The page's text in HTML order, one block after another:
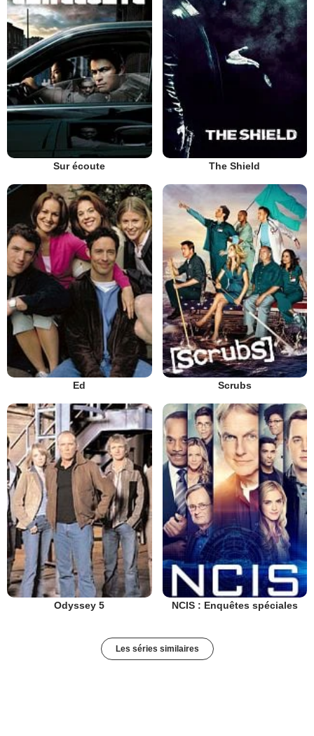
Sur écoute The Shield
Ed Scrubs
Odyssey 5 NCIS : Enquêtes spéciales
Les séries similaires